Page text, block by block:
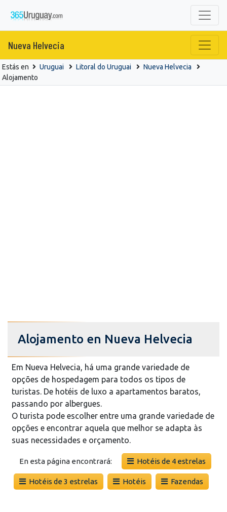
Nueva Helvecia
Estás en Uruguai Litoral do Uruguai
Nueva Helvecia
Alojamento
Alojamento en Nueva Helvecia
Em Nueva Helvecia, há uma grande variedade de
opções de hospedagem para todos os tipos de
turistas. De hotéis de luxo a apartamentos baratos,
passando por albergues.
O turista pode escolher entre uma grande variedade de
opções e encontrar aquela que melhor se adapta às
suas necessidades e orçamento.
En esta página encontrará: Hotéis de 4 estrelas
Hotéis de 3 estrelas Hotéis Fazendas